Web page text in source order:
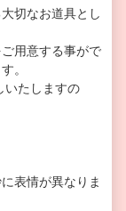
切なお道具とし
用意する事がで
。
たしますの
表情が異なりま